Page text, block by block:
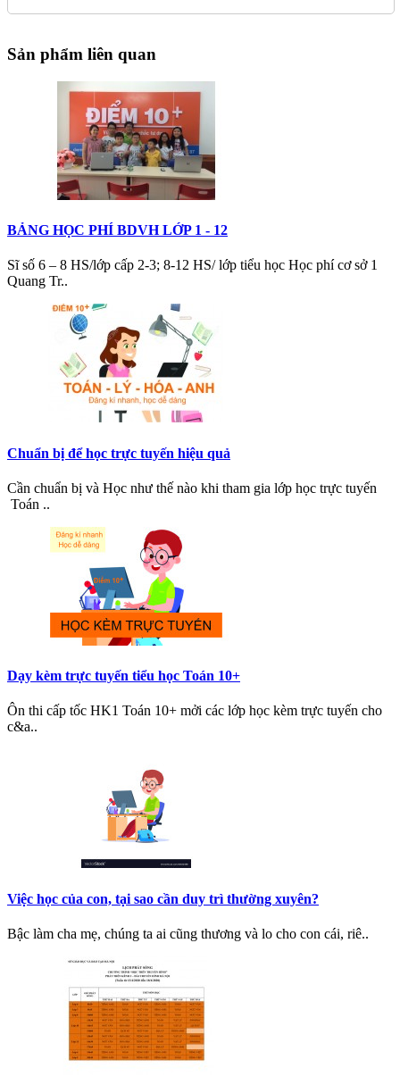
Sản phẩm liên quan
BẢNG HỌC PHÍ BDVH LỚP 1 - 12
Sĩ số 6 – 8 HS/lớp cấp 2-3; 8-12 HS/ lớp tiểu học Học phí cơ sở 1
Quang Tr..
Chuẩn bị để học trực tuyến hiệu quả
Cần chuẩn bị và Học như thế nào khi tham gia lớp học trực tuyến
Toán ..
Dạy kèm trực tuyến tiểu học Toán 10+
Ôn thi cấp tốc HK1 Toán 10+ mởi các lớp học kèm trực tuyến cho
c&a..
Việc học của con, tại sao cần duy trì thường xuyên?
Bậc làm cha mẹ, chúng ta ai cũng thương và lo cho con cái, riê..